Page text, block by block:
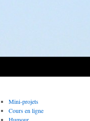
Mini-projets
Cours en ligne